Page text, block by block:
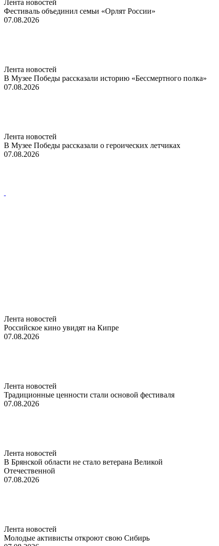
Лента новостей
Фестиваль объединил семьи «Орлят России»
07.08.2026
Лента новостей
В Музее Победы рассказали историю «Бессмертного полка»
07.08.2026
Лента новостей
В Музее Победы рассказали о героических летчиках
07.08.2026
Лента новостей
Российское кино увидят на Кипре
07.08.2026
Лента новостей
Традиционные ценности стали основой фестиваля
07.08.2026
Лента новостей
В Брянской области не стало ветерана Великой
Отечественной
07.08.2026
Лента новостей
Молодые активисты откроют свою Сибирь